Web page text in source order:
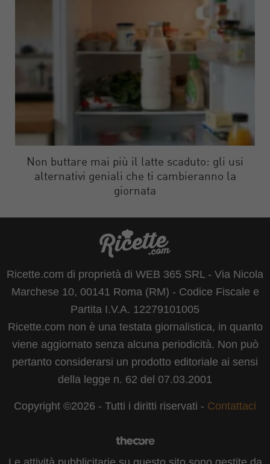
Non buttare mai più il latte scaduto: gli usi
alternativi geniali che ti cambieranno la
giornata
Ricette.com di proprietà di WEB 365 SRL - Via Nicola
Marchese 10, 00141 Roma (RM) - Codice Fiscale e
Partita I.V.A. 12279101005
Ricette.com non è una testata giornalistica, in quanto
viene aggiornato senza alcuna periodicità. Non può
pertanto considerarsi un prodotto editoriale ai sensi
della legge n. 62 del 07.03.2001
Copyright ©2026 - Tutti i diritti riservati - Contattaci